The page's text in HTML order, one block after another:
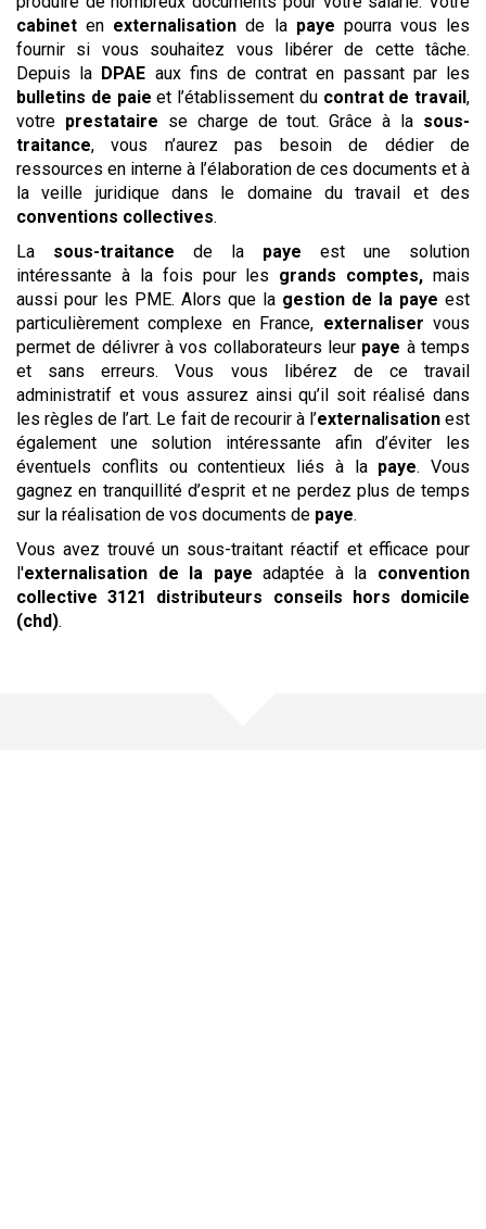
cabinet en externalisation de la paye pourra vous les
fournir si vous souhaitez vous libérer de cette tâche.
Depuis la DPAE aux fins de contrat en passant par les
bulletins de paie et l’établissement du contrat de travail ,
votre prestataire se charge de tout. Grâce à la sous-
traitance, vous n’aurez pas besoin de dédier de
ressources en interne à l’élaboration de ces documents et à
la veille juridique dans le domaine du travail et des
conventions collectives.
La sous-traitance de la paye est une solution
intéressante à la fois pour les grands comptes, mais
aussi pour les PME. Alors que la gestion de la paye est
particulièrement complexe en France, externaliser vous
permet de délivrer à vos collaborateurs leur paye à temps
et sans erreurs. Vous vous libérez de ce travail
administratif et vous assurez ainsi qu’il soit réalisé dans
les règles de l’art. Le fait de recourir à l’externalisationest
également une solution intéressante afin d’éviter les
éventuels conflits ou contentieux liés à la paye. Vous
gagnez en tranquillité d’esprit et ne perdez plus de temps
sur la réalisation de vos documents de paye.
Vous avez trouvé un sous-traitant réactif et efficace pour
l'externalisation de la paye adaptée à la convention
collective3121 distributeurs conseils hors domicile
(chd).